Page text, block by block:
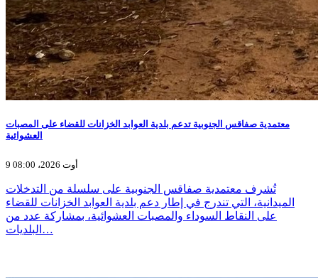
معتمدية صفاقس الجنوبية تدعم بلدية العوابد الخزانات للقضاء على المصبات
العشوائية
9 أوت 2026، 08:00
تُشرف معتمدية صفاقس الجنوبية على سلسلة من التدخلات
الميدانية، التي تندرج في إطار دعم بلدية العوابد الخزانات للقضاء
على النقاط السوداء والمصبات العشوائية، بمشاركة عدد من
البلديات…